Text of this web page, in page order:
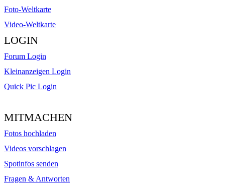
Foto-Weltkarte
Video-Weltkarte
LOGIN
Forum Login
Kleinanzeigen Login
Quick Pic Login
MITMACHEN
Fotos hochladen
Videos vorschlagen
Spotinfos senden
Fragen & Antworten